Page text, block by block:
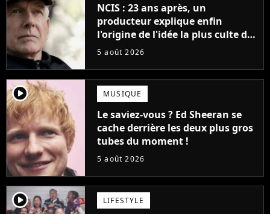
NCIS : 23 ans après, un
producteur explique enfin
l'origine de l'idée la plus culte de
la série (et on ne parle pas du
5 août 2026
player2 MUSIQUE
Le saviez-vous ? Ed Sheeran se
cache derrière les deux plus gros
tubes du moment !
5 août 2026
player2 LIFESTYLE